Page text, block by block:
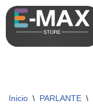
Saltar
al
Inicio \ PARLANTE \